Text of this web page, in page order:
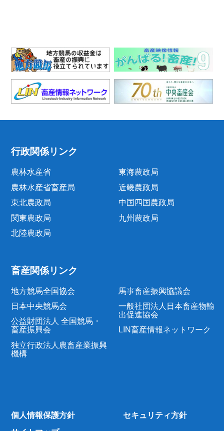
行政関係リンク
農林水産省
農林水産省畜産局
東北農政局
関東農政局
北陸農政局
東海農政局
近畿農政局
中国四国農政局
九州農政局
畜産関係リンク
地方競馬全国協会
日本中央競馬会
公益財団法人 全国競馬・
畜産振興会
独立行政法人農畜産業振興
機構
馬事畜産振興協議会
一般社団法人日本畜産物輸
出促進協会
LIN畜産情報ネットワーク
個人情報保護方針 セキュリティ方針